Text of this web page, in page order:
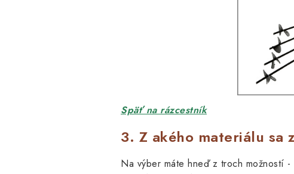
Späť na rázcestník
3. Z akého materiálu sa
Na výber máte hneď z troch možností